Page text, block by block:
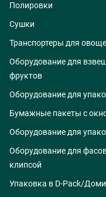
Полировки
Сушки
Транспортеры для
Оборудование для
фруктов
Оборудование для
Бумажные пакеты с
Оборудование для
Оборудование для
клипсой
Упаковка в D-Pack/